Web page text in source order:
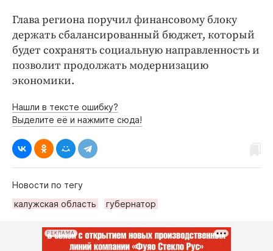
Глава региона поручил финансовому блоку
держать сбалансированный бюджет, который
будет сохранять социальную направленность и
позволит продолжать модернизацию
экономики.
Нашли в тексте ошибку?
Выделите её и нажмите сюда!
Новости по тегу
калужская область
губернатор
РЕКЛАМА